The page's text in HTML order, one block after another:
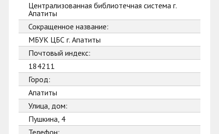
Централизованная библиотечная система г.
Апатиты
Сокращенное название:
МБУК ЦБС г. Апатиты
Почтовый индекс:
184211
Город:
Апатиты
Улица, дом:
Пушкина, 4
Телефон: